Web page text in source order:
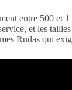
entre 500 et
et les
Rudas qui